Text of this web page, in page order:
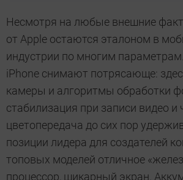
Несмотря на любые внешние
от Apple остаются эталоном в
индустрии по многим
iPhone снимают потрясающе:
камеры и алгоритмы обработки
стабилизация при записи видео и
цветопередача до сих пор
позиции лидера для создателей
топовых моделей отличное
процессор, шикарный экран.